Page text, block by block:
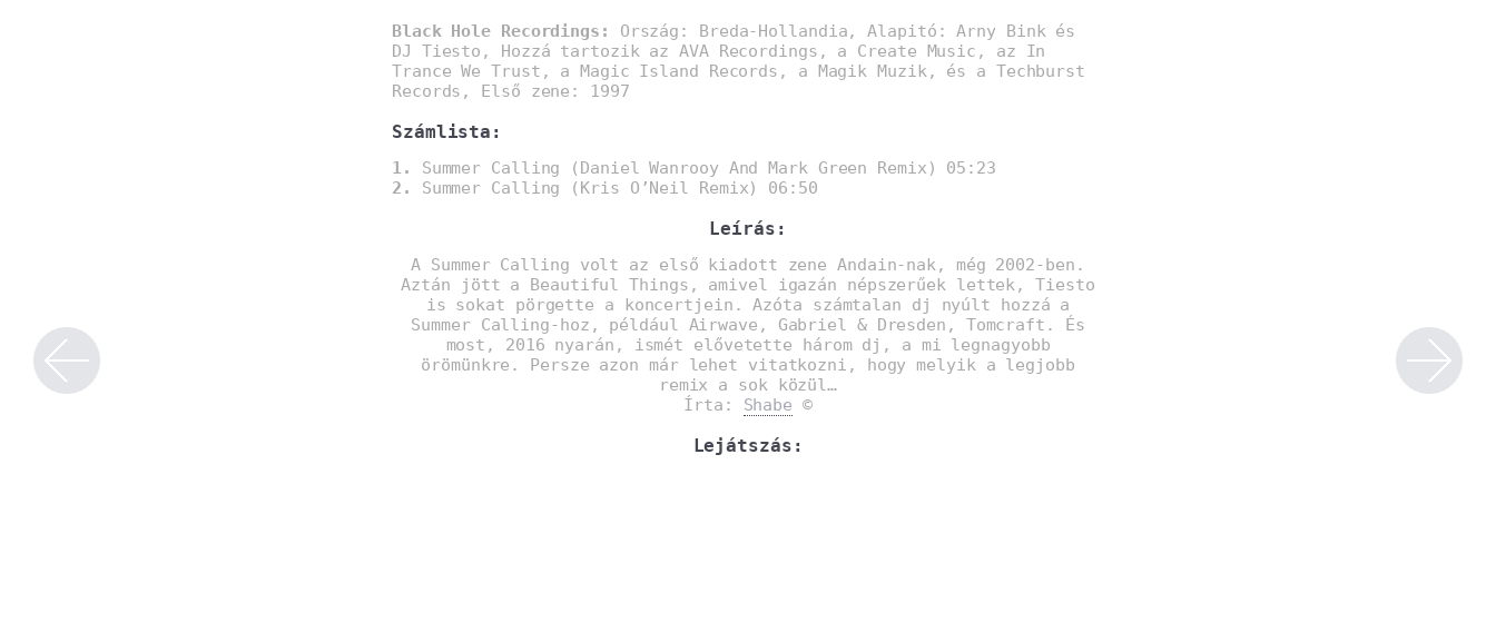
Black Hole Recordings:
Ország: Breda-Hollandia, Alapitó: Arny Bink és
DJ Tiesto, Hozzá tartozik az AVA Recordings, a Create Music, az In
Trance We Trust, a Magic Island Records, a Magik Muzik, és a Techburst
Records, Első zene: 1997
Számlista:
1.
Summer Calling (Daniel Wanrooy And Mark Green Remix) 05:23
2.
Summer Calling (Kris O’Neil Remix) 06:50
Leírás:
A Summer Calling volt az első kiadott zene Andain-nak, még 2002-ben.
Aztán jött a Beautiful Things, amivel igazán népszerűek lettek, Tiesto
is sokat pörgette a koncertjein. Azóta számtalan dj nyúlt hozzá a
Summer Calling-hoz, például Airwave, Gabriel & Dresden, Tomcraft. És
most, 2016 nyarán, ismét elővetette három dj, a mi legnagyobb
örömünkre. Persze azon már lehet vitatkozni, hogy melyik a legjobb
remix a sok közül…
Írta: Shabe ©
Lejátszás: